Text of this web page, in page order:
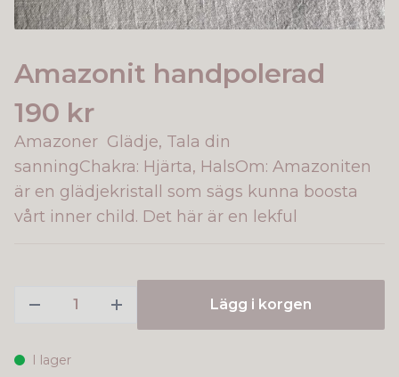
Amazonit handpolerad
190 kr
Amazoner Glädje, Tala din
sanningChakra: Hjärta, HalsOm: Amazoniten
är en glädjekristall som sägs kunna boosta
vårt inner child. Det här är en lekful
Lägg i korgen
I lager